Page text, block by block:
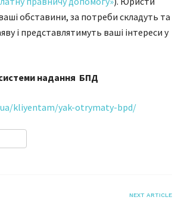
обставини, за потреби складуть та
і представлятимуть ваші інтереси у
надання БПД
kliyentam/yak-otrymaty-bpd/
NEXT ARTICLE